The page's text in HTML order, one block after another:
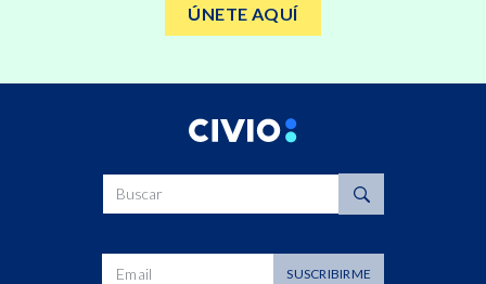
ÚNETE AQUÍ
Buscar
Dirección de correo SUSCRIBIRME